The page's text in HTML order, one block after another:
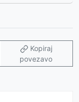
Kopiraj
povezavo